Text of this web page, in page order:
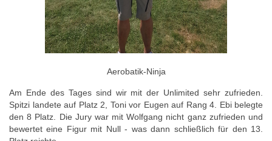
Aerobatik-Ninja
Am Ende des Tages sind wir mit der Unlimited sehr zufrieden.
Spitzi landete auf Platz 2, Toni vor Eugen auf Rang 4. Ebi belegte
den 8 Platz. Die Jury war mit Wolfgang nicht ganz zufrieden und
bewertet eine Figur mit Null - was dann schließlich für den 13.